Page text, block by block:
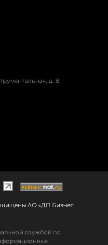
д. 8,
АО «ДП Бизнес
службой по